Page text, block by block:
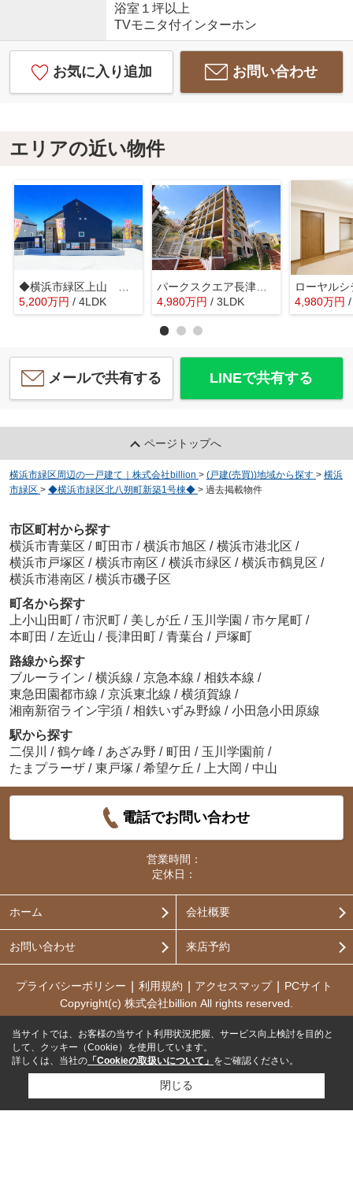
浴室１坪以上
TVモニタ付インターホン
お気に入り追加 お問い合わせ
エリアの近い物件
◆横浜市緑区上山 未使用戸建A号棟◆
5,200万円 / 4LDK
パークスクエア長津田フェスタコリーナ 長津田駅徒歩5分/眺望良好/広々3LDK/大型バルコニー
4,980万円 / 3LDK 4,980万円
メールで共有する LINEで共有する
ページトップへ
横浜市緑区周辺の一戸建て｜株式会社billion > (戸建(売買))地域から探す > 横浜
市緑区 > ◆横浜市緑区北八朔町新築1号棟◆ > 過去掲載物件
市区町村から探す
横浜市青葉区 / 町田市 / 横浜市旭区 / 横浜市港北区 /
横浜市戸塚区 / 横浜市南区 / 横浜市緑区 / 横浜市鶴見区 /
横浜市港南区 / 横浜市磯子区
町名から探す
上小山田町 / 市沢町 / 美しが丘 / 玉川学園 / 市ケ尾町 /
本町田 / 左近山 / 長津田町 / 青葉台 / 戸塚町
路線から探す
ブルーライン / 横浜線 / 京急本線 / 相鉄本線 /
東急田園都市線 / 京浜東北線 / 横須賀線 /
湘南新宿ライン宇須 / 相鉄いずみ野線 / 小田急小田原線
駅から探す
二俣川
/ 鶴ケ峰 / あざみ野 / 町田 / 玉川学園前 /
たまプラーザ / 東戸塚 / 希望ケ丘 / 上大岡 / 中山
電話でお問い合わせ
営業時間：
定休日：
ホーム 会社概要
お問い合わせ 来店予約
プライバシーポリシー 利用規約 アクセスマップ
PCサイト
Copyright(c) 株式会社billion All rights reserved.
当サイトでは、お客様の当サイト利用状況把握、サービス向上検討を目的と
して、クッキー（Cookie）を使用しています。
詳しくは、当社の 「Cookieの取扱いについて」 をご確認ください。
閉じる